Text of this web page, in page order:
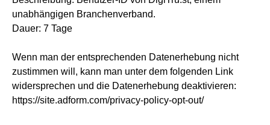
unabhängigen Branchenverband.
Dauer: 7 Tage
Wenn man der entsprechenden Datenerhebung nicht
zustimmen will, kann man unter dem folgenden Link
widersprechen und die Datenerhebung deaktivieren:
https://site.adform.com/privacy-policy-opt-out/